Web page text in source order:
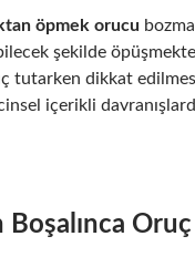
öpmek orucu
şekilde
tutarken dikkat
içerikli